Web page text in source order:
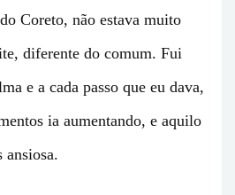
Coreto, não estava muito
diferente do comum. Fui
e a cada passo que eu dava,
ia aumentando, e aquilo
ansiosa.